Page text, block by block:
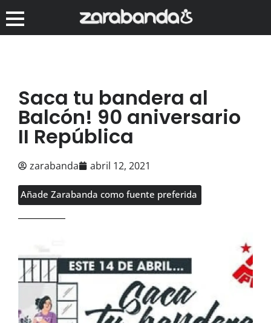
Saca tu bandera al
Balcón! 90 aniversario
II República
zarabanda abril 12, 2021
Añade Zarabanda como fuente preferida